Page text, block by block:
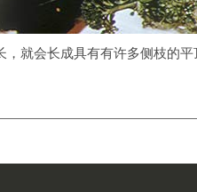
就会长成具有有许多侧枝的平